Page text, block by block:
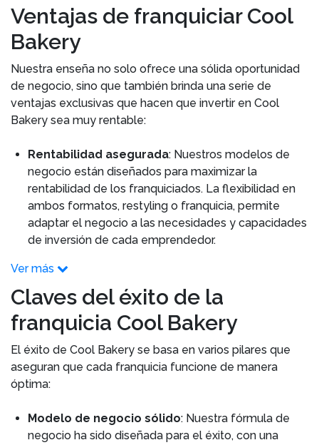
Ventajas de franquiciar Cool
Bakery
Nuestra enseña no solo ofrece una sólida oportunidad
de negocio, sino que también brinda una serie de
ventajas exclusivas que hacen que invertir en Cool
Bakery sea muy rentable:
Rentabilidad asegurada: Nuestros modelos de
negocio están diseñados para maximizar la
rentabilidad de los franquiciados. La flexibilidad en
ambos formatos, restyling o franquicia, permite
adaptar el negocio a las necesidades y capacidades
de inversión de cada emprendedor.
Ver más
Claves del éxito de la
franquicia Cool Bakery
El éxito de Cool Bakery se basa en varios pilares que
aseguran que cada franquicia funcione de manera
óptima:
Modelo de negocio sólido: Nuestra fórmula de
negocio ha sido diseñada para el éxito, con una